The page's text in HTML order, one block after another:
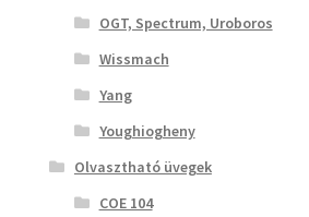
OGT, Spectrum, Uroboros
Wissmach
Yang
Youghiogheny
Olvasztható üvegek
COE 104